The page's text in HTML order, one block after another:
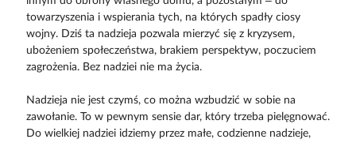
towarzyszenia i wspierania tych, na których spadły ciosy
wojny. Dziś ta nadzieja pozwala mierzyć się z kryzysem,
ubożeniem społeczeństwa, brakiem perspektyw, poczuciem
zagrożenia. Bez nadziei nie ma życia.
Nadzieja nie jest czymś, co można wzbudzić w sobie na
zawołanie. To w pewnym sensie dar, który trzeba pielęgnować.
Do wielkiej nadziei idziemy przez małe, codzienne nadzieje,